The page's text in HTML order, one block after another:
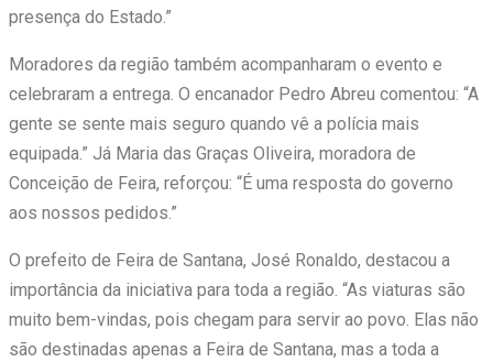
presença do Estado.”
Moradores da região também acompanharam o evento e
celebraram a entrega. O encanador Pedro Abreu comentou: “A
gente se sente mais seguro quando vê a polícia mais
equipada.” Já Maria das Graças Oliveira, moradora de
Conceição de Feira, reforçou: “É uma resposta do governo
aos nossos pedidos.”
O prefeito de Feira de Santana, José Ronaldo, destacou a
importância da iniciativa para toda a região. “As viaturas são
muito bem-vindas, pois chegam para servir ao povo. Elas não
são destinadas apenas a Feira de Santana, mas a toda a